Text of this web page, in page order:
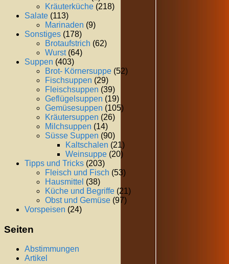
Kräuterküche (218)
Salate (113)
Marinaden (9)
Sonstiges (178)
Brotaufstrich (62)
Wurst(64)
Suppen (403)
Brot- Körnersuppe (52)
Fischsuppen (29)
Fleischsuppen (39)
Geflügelsuppen (19)
Gemüsesuppen (105)
Kräutersuppen (26)
Milchsuppen (14)
Süsse Suppen (90)
Kaltschalen (21)
Weinsuppe (20)
Tipps und Tricks (203)
Fleisch und Fisch (53)
Hausmittel (38)
Küche und Begriffe (21)
Obst und Gemüse (97)
Vorspeisen (24)
Seiten
Abstimmungen
Artikel